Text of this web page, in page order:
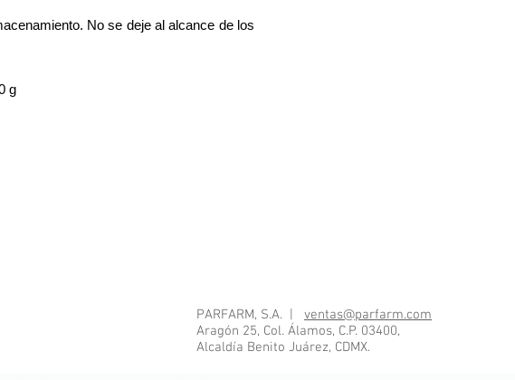
No se deje al alcance de los
g
PARFARM, S.A. | ventas@parfarm.com
Aragón 25, Col. Álamos, C.P. 03400,
Alcaldía Benito Juárez, CDMX.